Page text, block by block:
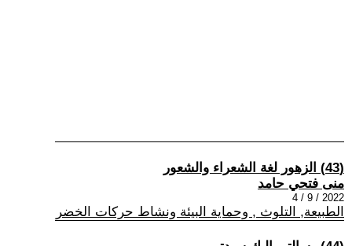
(43) الزهور لغة الشعراء والشعور
منى فتحي حامد
2022 / 9 / 4
الطبيعة, التلوث , وحماية البيئة ونشاط حركات الخضر